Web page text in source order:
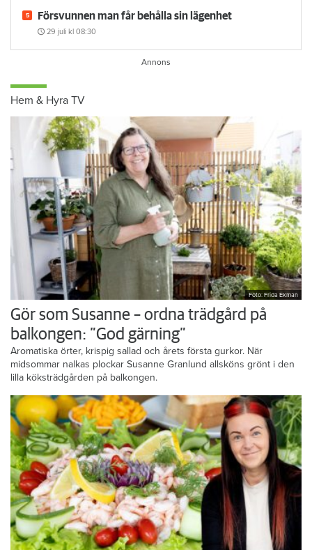
Försvunnen man får behålla sin lägenhet
29 juli kl 08:30
Hem & Hyra TV
Foto: Frida Ekman
Gör som Susanne – ordna trädgård på
balkongen: ”God gärning”
Aromatiska örter, krispig sallad och årets första gurkor. När
midsommar nalkas plockar Susanne Granlund allsköns grönt i den
lilla köksträdgården på balkongen.